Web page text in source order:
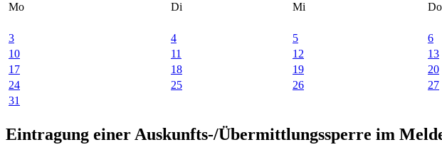
Mo
Di Mi Do
3
4 5 6
10
11 12 13
17
18 19 20
24
25 26 27
31
Eintragung einer Auskunfts-/Übermittlungssperre im